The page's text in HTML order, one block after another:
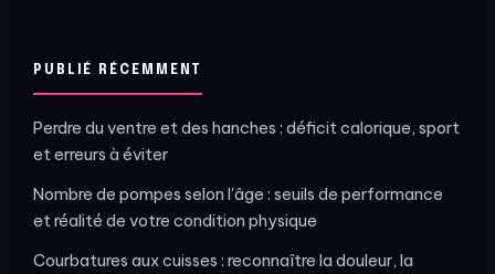
PUBLIÉ RÉCEMMENT
Perdre du ventre et des hanches : déficit calorique, sport
et erreurs à éviter
Nombre de pompes selon l'âge : seuils de performance
et réalité de votre condition physique
Courbatures aux cuisses : reconnaître la douleur, la